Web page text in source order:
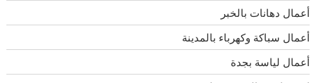
أعمال دهانات بالخبر
أعمال سباكة وكهرباء بالمدينة
أعمال لياسة بجدة